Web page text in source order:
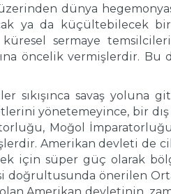
dünya
ya da küçültebilecek
küresel sermaye
öncelik vermişlerdir.
sıkışınca savaş yoluna
yönetemeyince, bir dış
Moğol
Amerikan devleti de
için süper güç olarak
önerilen Orta